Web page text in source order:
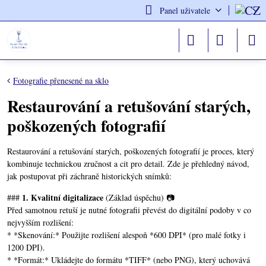
Panel uživatele
Fotografie přenesené na sklo
Restaurování a retušování starých,
poškozených fotografií
Restaurování a retušování starých, poškozených fotografií je proces, který
kombinuje technickou zručnost a cit pro detail. Zde je přehledný návod,
jak postupovat při záchraně historických snímků:
### 1. Kvalitní digitalizace (Základ úspěchu) 📷
Před samotnou retuší je nutné fotografii převést do digitální podoby v co
nejvyšším rozlišení:
* *Skenování:* Použijte rozlišení alespoň *600 DPI* (pro malé fotky i
1200 DPI).
* *Formát:* Ukládejte do formátu *TIFF* (nebo PNG), který uchovává